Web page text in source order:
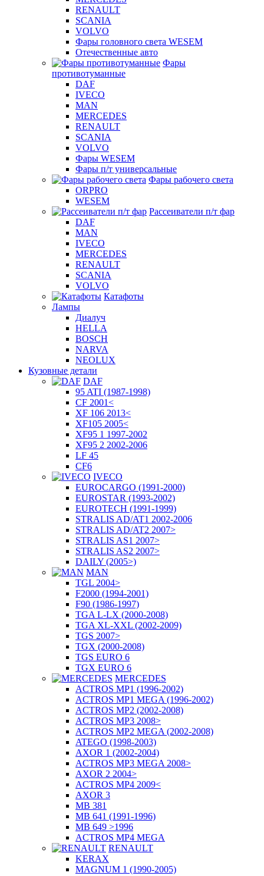
RENAULT
SCANIA
VOLVO
Фары головного света WESEM
Отечественные авто
Фары
противотуманные
DAF
IVECO
MAN
MERCEDES
RENAULT
SCANIA
VOLVO
Фары WESEM
Фары п/т универсальные
Фары рабочего света
ORPRO
WESEM
Рассеиватели п/т фар
DAF
MAN
IVECO
MERCEDES
RENAULT
SCANIA
VOLVO
Катафоты
Лампы
Диалуч
HELLA
BOSCH
NARVA
NEOLUX
Кузовные детали
DAF
95 ATI (1987-1998)
CF 2001<
XF 106 2013<
XF105 2005<
XF95 1 1997-2002
XF95 2 2002-2006
LF 45
CF6
IVECO
EUROCARGO (1991-2000)
EUROSTAR (1993-2002)
EUROTECH (1991-1999)
STRALIS AD/AT1 2002-2006
STRALIS AD/AT2 2007>
STRALIS AS1 2007>
STRALIS AS2 2007>
DAILY (2005>)
MAN
TGL 2004>
F2000 (1994-2001)
F90 (1986-1997)
TGA L-LX (2000-2008)
TGA XL-XXL (2002-2009)
TGS 2007>
TGX (2000-2008)
TGS EURO 6
TGX EURO 6
MERCEDES
ACTROS MP1 (1996-2002)
ACTROS MP1 MEGA (1996-2002)
ACTROS MP2 (2002-2008)
ACTROS MP3 2008>
ACTROS MP2 MEGA (2002-2008)
ATEGO (1998-2003)
AXOR 1 (2002-2004)
ACTROS MP3 MEGA 2008>
AXOR 2 2004>
ACTROS MP4 2009<
AXOR 3
MB 381
MB 641 (1991-1996)
MB 649 >1996
ACTROS MP4 MEGA
RENAULT
KERAX
MAGNUM 1 (1990-2005)